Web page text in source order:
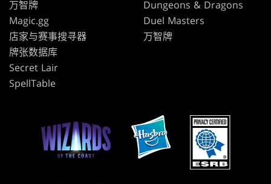
万智牌
Magic.gg
店家与赛事搜寻器
牌张数据库
Secret Lair
SpellTable
Dungeons & Dragons
Duel Masters
万智牌